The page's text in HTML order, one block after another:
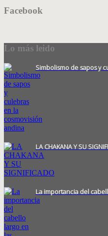
Facebook
Lo más leido
Simbolismo de sapos y
LA CHAKANA Y SU
La importancia del